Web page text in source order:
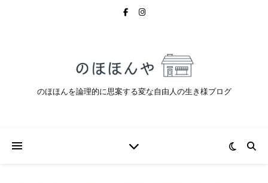
のほほんを論理的に思案する変な自由人の生き様ブログ